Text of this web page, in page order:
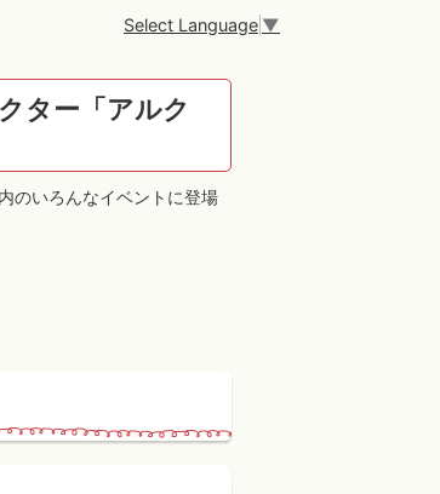
Select Language ▼
ター「アルク
のいろんなイベントに登場